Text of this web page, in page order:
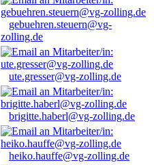
gebuehren.steuern@vg-
zolling.de
ute.gresser@vg-zolling.de
brigitte.haberl@vg-zolling.de
heiko.hauffe@vg-zolling.de